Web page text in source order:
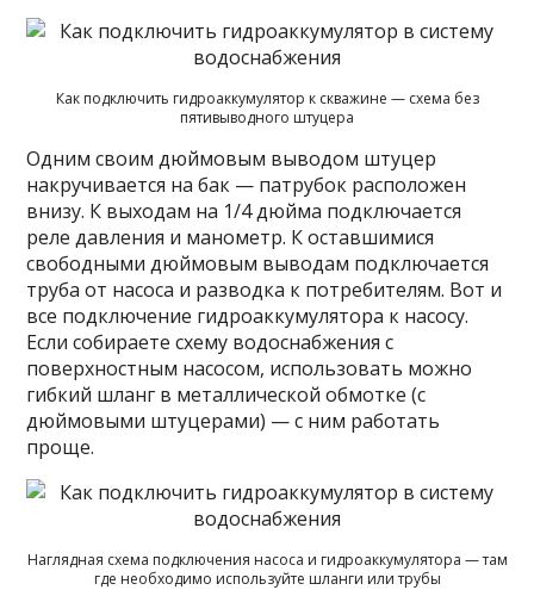
Как подключить гидроаккумулятор к скважине — схема без
пятивыводного штуцера
Одним своим дюймовым выводом штуцер
накручивается на бак — патрубок расположен
внизу. К выходам на 1/4 дюйма подключается
реле давления и манометр. К оставшимися
свободными дюймовым выводам подключается
труба от насоса и разводка к потребителям. Вот и
все подключение гидроаккумулятора к насосу.
Если собираете схему водоснабжения с
поверхностным насосом, использовать можно
гибкий шланг в металлической обмотке (с
дюймовыми штуцерами) — с ним работать
проще.
Наглядная схема подключения насоса и гидроаккумулятора — там
где необходимо используйте шланги или трубы